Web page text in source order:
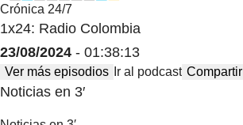
Crónica 24/7
1x24: Radio Colombia
23/08/2024 - 01:38:13
Ver más episodios Ir al podcast Compartir
Noticias en 3′